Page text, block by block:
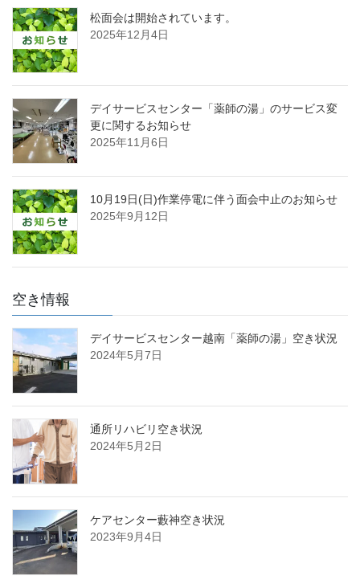
松面会は開始されています。
2025年12月4日
デイサービスセンター「薬師の湯」のサービス変
更に関するお知らせ
2025年11月6日
10月19日(日)作業停電に伴う面会中止のお知らせ
2025年9月12日
空き情報
デイサービスセンター越南「薬師の湯」空き状況
2024年5月7日
通所リハビリ空き状況
2024年5月2日
ケアセンター藪神空き状況
2023年9月4日